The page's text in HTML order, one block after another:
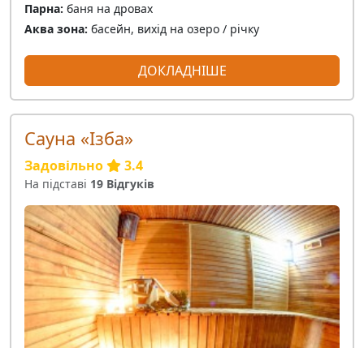
Парна: баня на дровах
Аква зона: басейн, вихід на озеро / річку
ДОКЛАДНІШЕ
Сауна «Ізба»
Задовільно 3.4
На підставі 19 Відгуків